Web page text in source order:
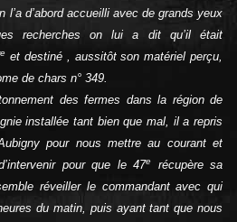
l’a d’abord accueilli avec de grands yeux
recherches on lui a dit qu’il était
e et destiné , aussitôt son matériel perçu,
de chars n° 349.
des fermes dans la région de
installée tant bien que mal, il a repris
pour nous mettre au courant et
pour que le 47e
récupère sa
réveiller le commandant avec qui
du matin, puis ayant tant que nous